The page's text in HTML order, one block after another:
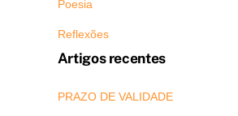
Poesia
Reflexões
Artigos recentes
PRAZO DE VALIDADE